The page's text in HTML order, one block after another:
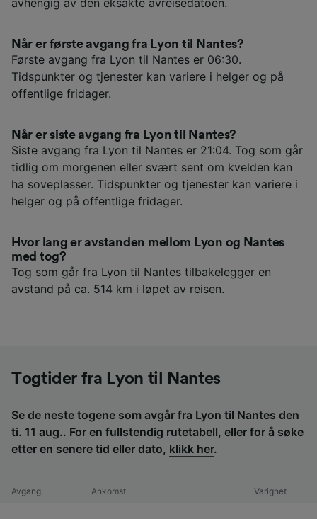
Når er første avgang fra Lyon til Nantes?
Første avgang fra Lyon til Nantes er 06:30.
Tidspunkter og tjenester kan variere i helger og på
offentlige fridager.
Når er siste avgang fra Lyon til Nantes?
Siste avgang fra Lyon til Nantes er 21:04. Tog som går
tidlig om morgenen eller svært sent om kvelden kan
ha soveplasser. Tidspunkter og tjenester kan variere i
helger og på offentlige fridager.
Hvor lang er avstanden mellom Lyon og Nantes
med tog?
Tog som går fra Lyon til Nantes tilbakelegger en
avstand på ca. 514 km i løpet av reisen.
Togtider fra Lyon til Nantes
Se de neste togene som avgår fra Lyon til Nantes den
ti. 11 aug.. For en fullstendig rutetabell, eller for å søke
etter en senere tid eller dato, klikk her.
Avgang Ankomst Varighet